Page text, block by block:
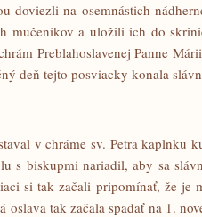
doviezli na osemnástich
mučeníkov a uložili ich do
Preblahoslavenej Panne
deň tejto posviacky konala
v chráme sv. Petra kaplnku
s biskupmi nariadil, aby sa
si tak začali pripomínať, že je
oslava tak začala spadať na 1.